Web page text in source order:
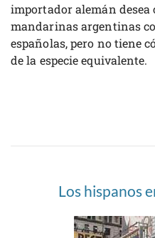
importador alemán desea
mandarinas argentinas
españolas, pero no tiene
de la especie equivalente.
Los hispanos